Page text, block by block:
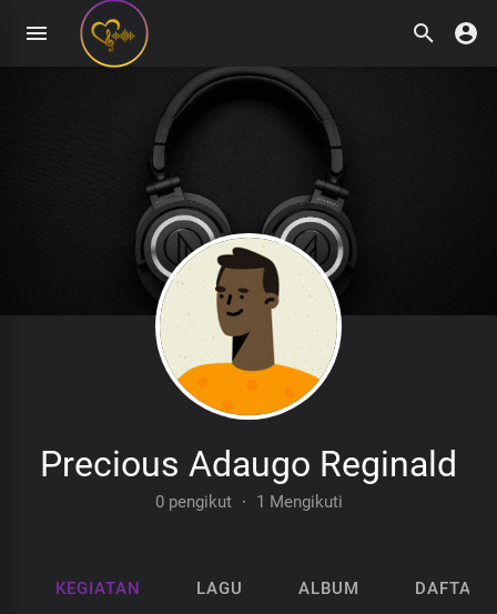
Precious Adaugo Reginald
0 pengikut · 1 Mengikuti
KEGIATAN LAGU ALBUM DAFTAR